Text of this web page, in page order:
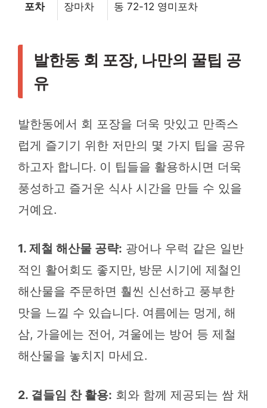
포차
장마차
동 72-12 영미포차
발한동 회 포장, 나만의 꿀팁 공
유
발한동에서 회 포장을 더욱 맛있고 만족스
럽게 즐기기 위한 저만의 몇 가지 팁을 공유
하고자 합니다. 이 팁들을 활용하시면 더욱
풍성하고 즐거운 식사 시간을 만들 수 있을
거예요.
1. 제철 해산물 공략: 광어나 우럭 같은 일반
적인 활어회도 좋지만, 방문 시기에 제철인
해산물을 주문하면 훨씬 신선하고 풍부한
맛을 느낄 수 있습니다. 여름에는 멍게, 해
삼, 가을에는 전어, 겨울에는 방어 등 제철
해산물을 놓치지 마세요.
2. 곁들임 찬 활용: 회와 함께 제공되는 쌈 채